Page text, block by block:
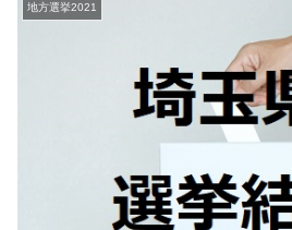
地方選挙2021